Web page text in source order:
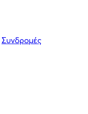
Συνδρομές